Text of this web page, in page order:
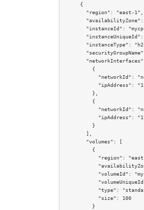
      {
        "region": "east-1",
"instanceId":
"instanceType":
          {
"networkId":
"ipAddress":
          },
          {
"networkId":
"ipAddress":
          }
        ],
        "volumes": [
          {
"region":
"volumeId":
"type":
            "size": 100
          }